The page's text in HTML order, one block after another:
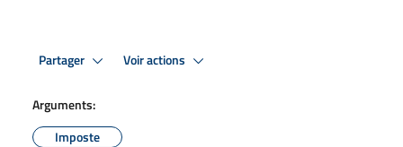
Partager Voir actions
Arguments:
Imposte